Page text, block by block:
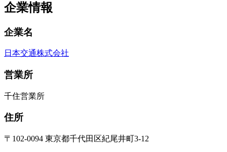
企業情報
企業名
日本交通株式会社
営業所
千住営業所
住所
〒102-0094 東京都千代田区紀尾井町3-12